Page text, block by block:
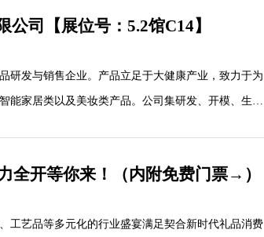
司【展位号：5.2馆C14】
研发与销售企业。产品立足于大健康产业，致力于为
能家居类以及美妆类产品。公司集研发、开模、生
全开等你来！（内附免费门票→）
工艺品等多元化的行业盛宴满足契合新时代礼品消费